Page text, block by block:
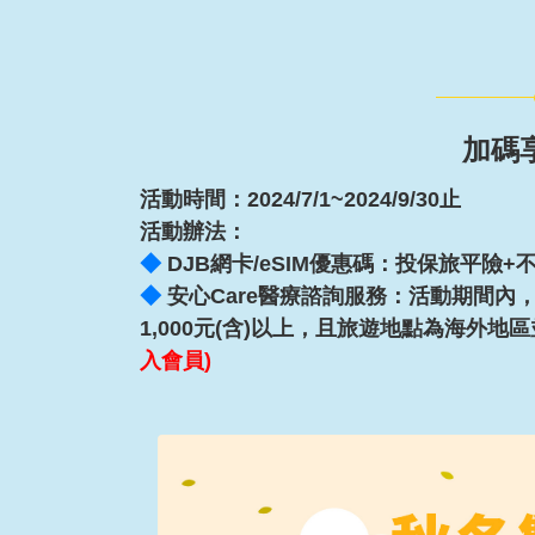
加碼
活動時間：2024/7/1~2024/9/30止
活動辦法：
◆ DJB網卡/eSIM優惠碼：投保旅平險+
◆ 安心Care醫療諮詢服務：活動期間內
1,000元(含)以上，且旅遊地點為海外地
入會員)